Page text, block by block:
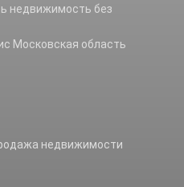
недвижимость без
Московская область